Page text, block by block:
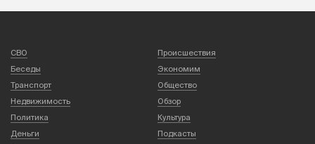
СВО
Происшествия
Беседы
Экономим
Транспорт
Общество
Недвижимость
Обзор
Политика
Культура
Деньги
Подкасты